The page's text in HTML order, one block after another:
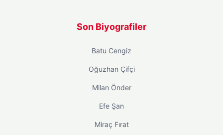
Son Biyografiler
Batu Cengiz
Oğuzhan Çifçi
Milan Önder
Efe Şan
Miraç Fırat